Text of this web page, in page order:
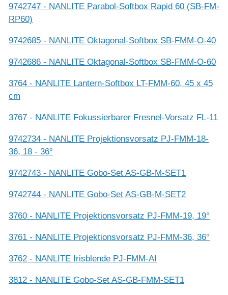
9742747 - NANLITE Parabol-Softbox Rapid 60 (SB-FM-
RP60)
9742685 - NANLITE Oktagonal-Softbox SB-FMM-O-40
9742686 - NANLITE Oktagonal-Softbox SB-FMM-O-60
3764 - NANLITE Lantern-Softbox LT-FMM-60, 45 x 45
cm
3767 - NANLITE Fokussierbarer Fresnel-Vorsatz FL-11
9742734 - NANLITE Projektionsvorsatz PJ-FMM-18-
36, 18 - 36°
9742743 - NANLITE Gobo-Set AS-GB-M-SET1
9742744 - NANLITE Gobo-Set AS-GB-M-SET2
3760 - NANLITE Projektionsvorsatz PJ-FMM-19, 19°
3761 - NANLITE Projektionsvorsatz PJ-FMM-36, 36°
3762 - NANLITE Irisblende PJ-FMM-AI
3812 - NANLITE Gobo-Set AS-GB-FMM-SET1